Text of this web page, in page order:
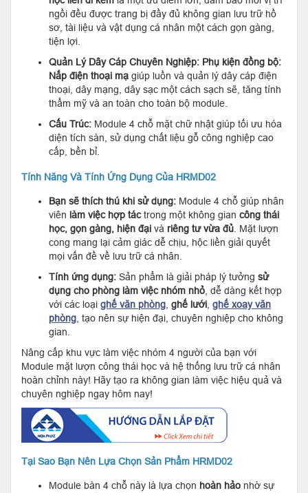
ngồi đều được trang bị đầy đủ không gian lưu trữ hồ
sơ, tài liệu và vật dụng cá nhân một cách gọn gàng,
tiện lợi.
Quản Lý Dây Cáp Chuyên Nghiệp: Phụ kiện đồng bộ:
Nắp điện thoại mạ giúp luồn và quản lý dây cáp điện
thoại, dây mạng, dây sạc một cách sạch sẽ, tăng tính
thẩm mỹ và an toàn cho toàn bộ module.
Cấu Trúc: Module 4 chỗ mặt chữ nhật giúp tối ưu hóa
diện tích sàn, sử dụng chất liệu gỗ công nghiệp cao
cấp, bền bỉ.
Tính Năng Và Tính Ứng Dụng Của HRMD02
Bạn sẽ thích thú khi sử dụng: Module 4 chỗ giúp nhân
viên làm việc hợp táctrong một không gian công thái
học, gọn gàng, hiện đại và riêng tư vừa đủ . Mặt lượn
cong mang lại cảm giác dễ chịu, hộc liền giải quyết
mọi vấn đề về lưu trữ cá nhân.
Tính ứng dụng: Sản phẩm là giải pháp lý tưởng sử
dụng cho phòng làm việc nhóm nhỏ , dễ dàng kết hợp
với các loại ghế văn phòng ghế lưới ghế xoay văn
phòng , tạo nên sự hiện đại, chuyên nghiệp cho không
gian.
Nâng cấp khu vực làm việc nhóm 4 người của bạn với
Module mặt lượn công thái học và hệ thống lưu trữ cá nhân
hoàn chỉnh này! Hãy tạo ra không gian làm việc hiệu quả và
chuyên nghiệp ngay hôm nay!
Tại Sao Bạn Nên Lựa Chọn Sản Phẩm HRMD02
Module bàn 4 chỗ này là lựa chọn hoàn hảo nhờ sự